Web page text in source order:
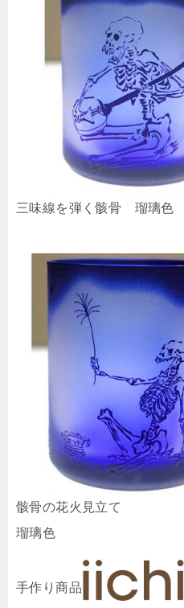
三味線を弾く骸骨 瑠璃色
骸骨の花火見立て
瑠璃色
手作り商品